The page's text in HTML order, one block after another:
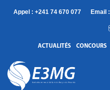
Appel : +241 74 670 077 Email :
ACTUALITÉS CONCOURS